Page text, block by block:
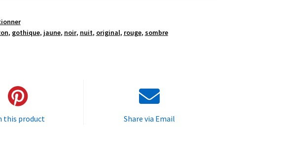
, gothique, jaune, noir, nuit, original, rouge, sombre
this product Share via Email